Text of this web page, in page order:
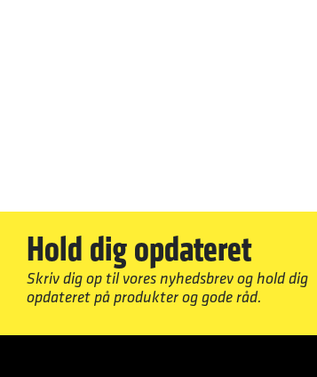
Hold dig opdateret
Skriv dig op til vores nyhedsbrev og hold dig
opdateret på produkter og gode råd.